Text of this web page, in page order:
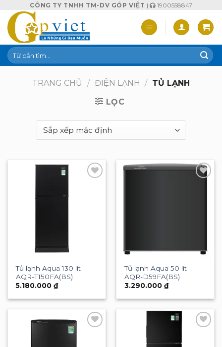
content
CÔNG TY TNHH TM-DV GÓP VIỆT | 1900558847
Tìm
kiếm:
TRANG CHỦ / ĐIỆN LẠNH / TỦ LẠNH
LỌC
Tủ lạnh Aqua 130 lít
AQR-T150FA(BS)
5.180.000₫
Tủ lạnh Aqua 50 lít
AQR-D59FA(BS)
3.290.000₫